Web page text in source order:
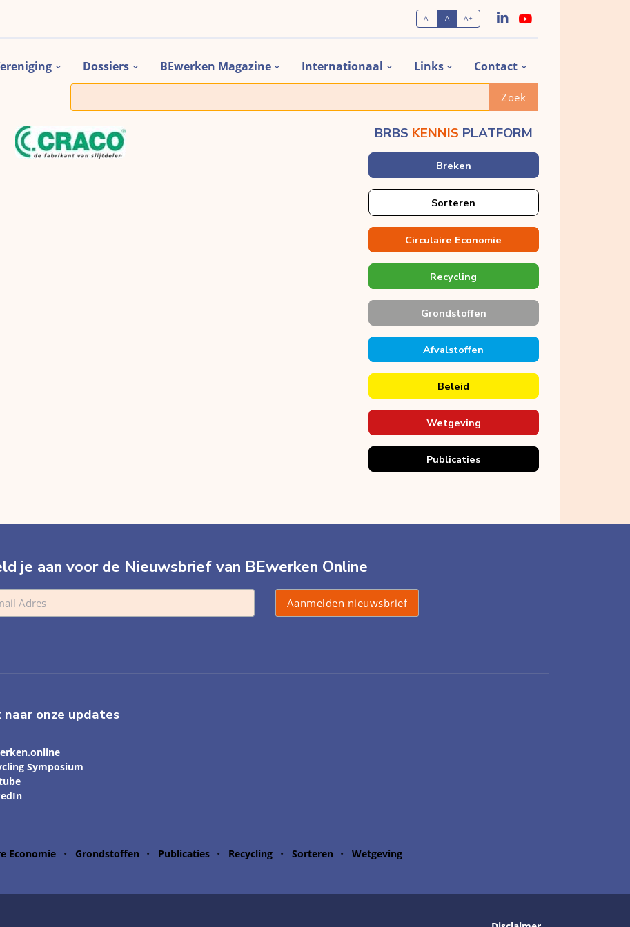
A- A A+
Dossiers BEwerken Magazine Internationaal Links Contact
Zoek
BRBS KENNIS PLATFORM
Breken
Sorteren
Circulaire Economie
Recycling
Grondstoffen
Afvalstoffen
Beleid
Wetgeving
Publicaties
je aan voor de Nieuwsbrief van BEwerken Online
naar onze updates
Symposium
Economie Grondstoffen Publicaties Recycling Sorteren Wetgeving